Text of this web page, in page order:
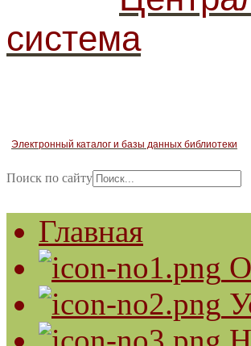
система
Электронный каталог и базы данных библиотеки
Поиск по сайту
Главная